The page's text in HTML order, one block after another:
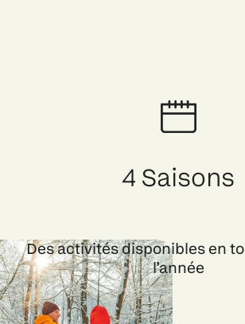
4 Saisons
Des activités disponibles en
l’année